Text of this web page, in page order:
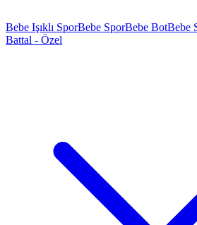
Bebe Işıklı SporBebe SporBebe BotBebe
Battal - Özel